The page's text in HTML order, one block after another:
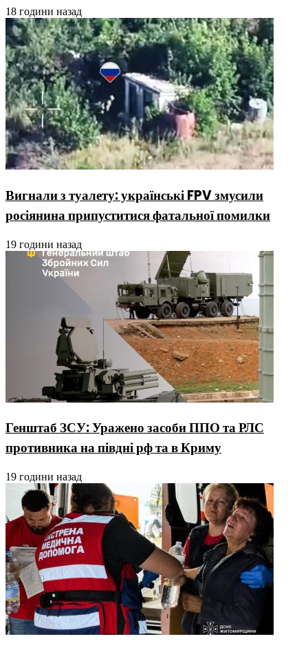
18 години назад
Вигнали з туалету: українські FPV змусили
росіянина припуститися фатальної помилки
19 години назад
Генштаб ЗСУ: Уражено засоби ППО та РЛС
противника на півдні рф та в Криму
19 години назад